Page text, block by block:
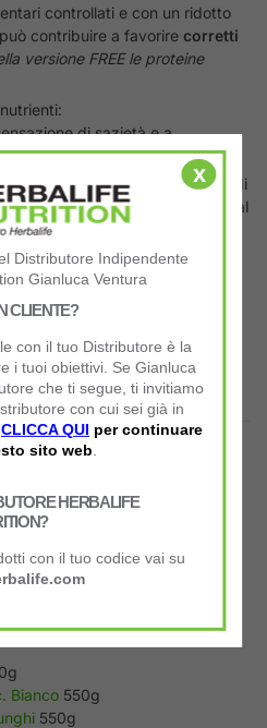
x
Distributore Indipendente
Gianluca Ventura
CLIENTE?
con il tuo Distributore è la
i tuoi obiettivi. Se Gianluca
che ti segue, ti invitiamo
con cui sei già in
CLICCA QUI per continuare
sito web
HERBALIFE
con il tuo codice vai su
controllati e con un ridotto
contribuire a favorire corretti
versione FREE le proteine
di sazietà e a
energia
di assunzione giornaliera di
tra cui il cromo, che contribuisce al
glucosio nel sangue
artificiali
Formula 1:
Bianco 550g
550g